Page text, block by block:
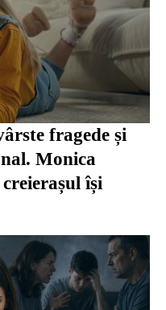
fragede și
Monica
își